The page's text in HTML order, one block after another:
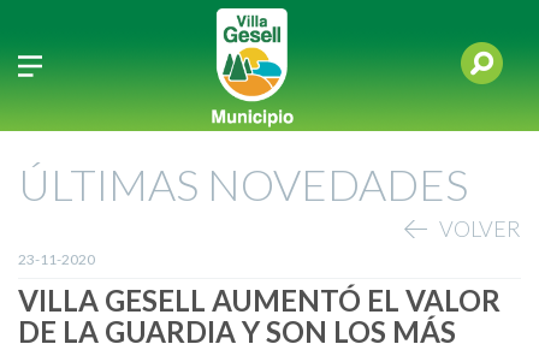
ÚLTIMAS NOVEDADES
VOLVER
23-11-2020
VILLA GESELL AUMENTÓ EL VALOR
DE LA GUARDIA Y SON LOS MÁS